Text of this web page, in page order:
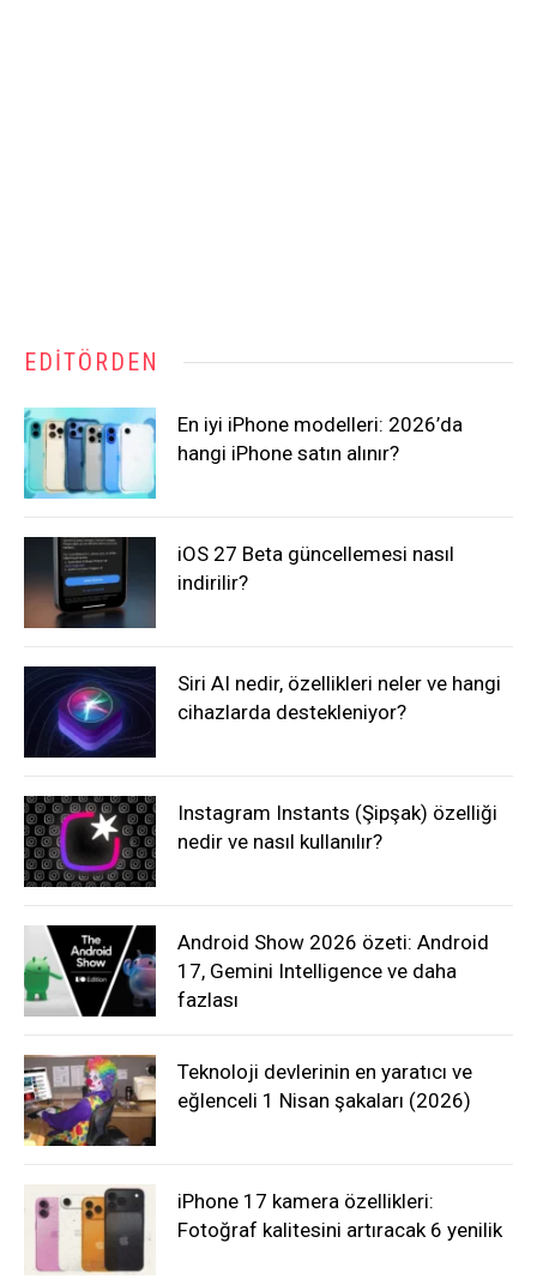
EDITÖRDEN
En iyi iPhone modelleri: 2026’da
hangi iPhone satın alınır?
iOS 27 Beta güncellemesi nasıl
indirilir?
Siri AI nedir, özellikleri neler ve hangi
cihazlarda destekleniyor?
Instagram Instants (Şipşak) özelliği
nedir ve nasıl kullanılır?
Android Show 2026 özeti: Android
17, Gemini Intelligence ve daha
fazlası
Teknoloji devlerinin en yaratıcı ve
eğlenceli 1 Nisan şakaları (2026)
iPhone 17 kamera özellikleri:
Fotoğraf kalitesini artıracak 6 yenilik